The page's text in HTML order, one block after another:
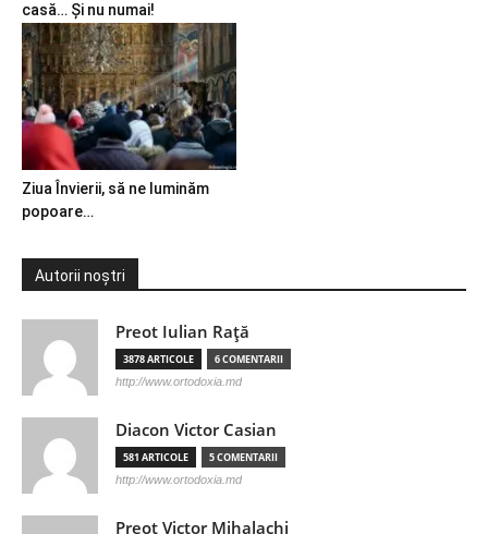
casă… Și nu numai!
Ziua Învierii, să ne luminăm
popoare…
Autorii noștri
Preot Iulian Raţă
3878 ARTICOLE 6 COMENTARII
http://www.ortodoxia.md
Diacon Victor Casian
581 ARTICOLE 5 COMENTARII
http://www.ortodoxia.md
Preot Victor Mihalachi